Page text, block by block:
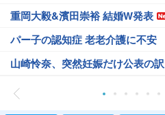
重岡大毅&濱田崇裕 結婚W発表
パー子の認知症 老老介護に不安
山崎怜奈、突然妊娠だけ公表の訳